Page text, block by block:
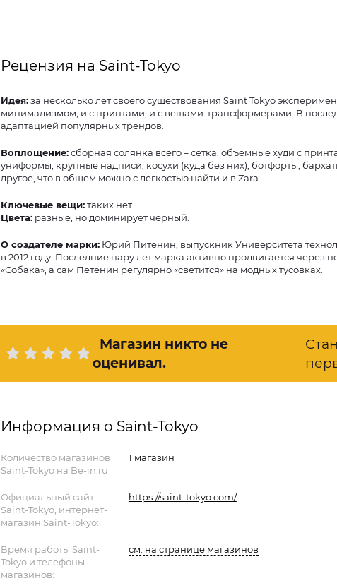
Рецензия на Saint-Tokyo
Идея:за несколько лет своего существования Saint Tokyo
минимализмом, и с принтами, и с вещами-трансформерами. В
адаптацией популярных трендов.
Воплощение:сборная солянка всего – сетка, объемные худи с
униформы, крупные надписи, косухи (куда без них), ботфорты,
другое, что в общем можно с легкостью найти и в Zara.
Ключевые вещи:таких нет.
Цвета: разные, но доминирует черный.
О создателе марки: Юрий Питенин, выпускник Университета
в 2012 году. Последние пару лет марка активно продвигается
«Собака», а сам Петенин регулярно «светится» на модных тусовках.
Магазин никто не
оценивал.
Информация о Saint-Tokyo
Количество магазинов
Saint-Tokyo на Be-in.ru
1 магазин
Официальный сайт
Saint-Tokyo, интернет-
магазин Saint-Tokyo:
https://saint-tokyo.com/
Время работы Saint-
Tokyo и телефоны
магазинов:
см. на странице магазинов